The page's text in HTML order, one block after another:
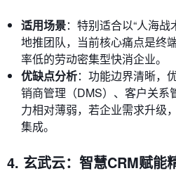
适用场景：特别适合以“人海
地推团队，当前核心痛点是终
率低的劳动密集型快消企业。
优缺点分析：功能边界清晰，
销商管理（DMS）、客户关系
力相对薄弱，若企业需求升级
集成。
4. 玄武云：智慧CRM赋能